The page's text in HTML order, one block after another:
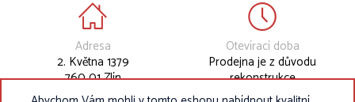
Adresa
2. Května 1379
760 01 Zlín
Otevírací doba
Prodejna je z důvodu
rekonstrukce
dočasně uzavřena.